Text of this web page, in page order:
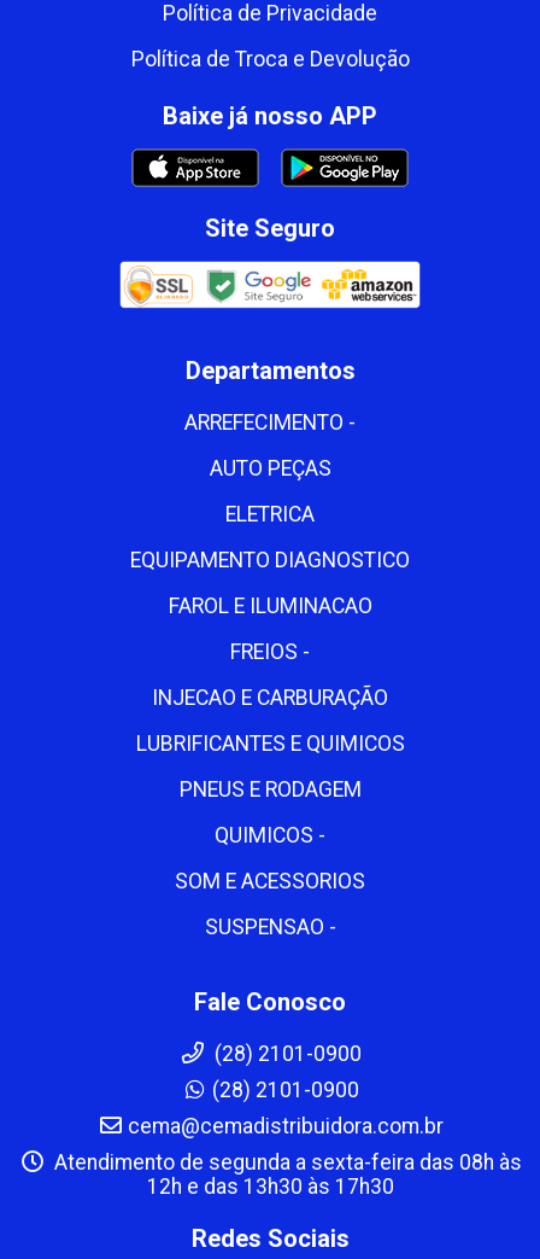
Política de Privacidade
Política de Troca e Devolução
Baixe já nosso APP
Site Seguro
Departamentos
ARREFECIMENTO -
AUTO PEÇAS
ELETRICA
EQUIPAMENTO DIAGNOSTICO
FAROL E ILUMINACAO
FREIOS -
INJECAO E CARBURAÇÃO
LUBRIFICANTES E QUIMICOS
PNEUS E RODAGEM
QUIMICOS -
SOM E ACESSORIOS
SUSPENSAO -
Fale Conosco
(28) 2101-0900
(28) 2101-0900
cema@cemadistribuidora.com.br
Atendimento de segunda a sexta-feira das 08h às
12h e das 13h30 às 17h30
Redes Sociais